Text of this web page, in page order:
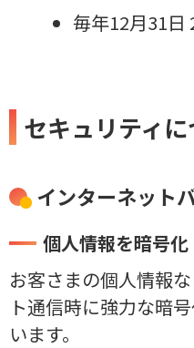
毎年12月31日
セキュリティに
インターネット
個人情報を暗号化
お客さまの個人情報
ト通信時に強力な暗
います。